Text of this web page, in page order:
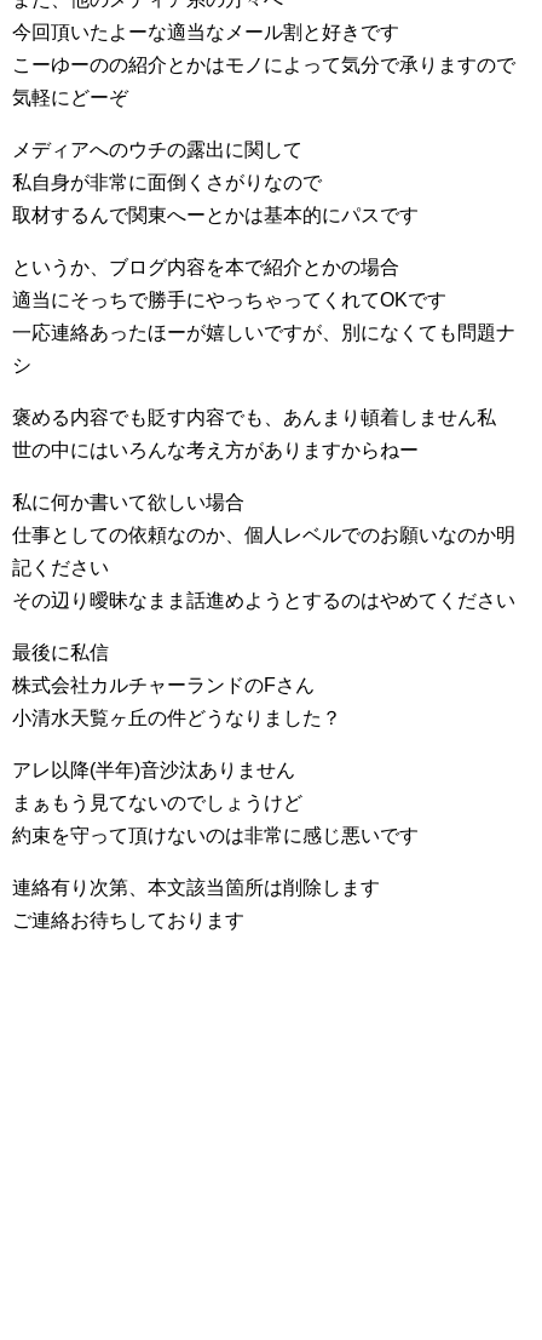
今回頂いたよーな適当なメール割と好きです
こーゆーのの紹介とかはモノによって気分で承りますので
気軽にどーぞ
メディアへのウチの露出に関して
私自身が非常に面倒くさがりなので
取材するんで関東へーとかは基本的にパスです
というか、ブログ内容を本で紹介とかの場合
適当にそっちで勝手にやっちゃってくれてOKです
一応連絡あったほーが嬉しいですが、別になくても問題ナ
シ
褒める内容でも貶す内容でも、あんまり頓着しません私
世の中にはいろんな考え方がありますからねー
私に何か書いて欲しい場合
仕事としての依頼なのか、個人レベルでのお願いなのか明
記ください
その辺り曖昧なまま話進めようとするのはやめてください
最後に私信
株式会社カルチャーランドのFさん
小清水天覧ヶ丘‏の件どうなりました？
アレ以降(半年)音沙汰ありません
まぁもう見てないのでしょうけど
約束を守って頂けないのは非常に感じ悪いです
連絡有り次第、本文該当箇所は削除します
ご連絡お待ちしております